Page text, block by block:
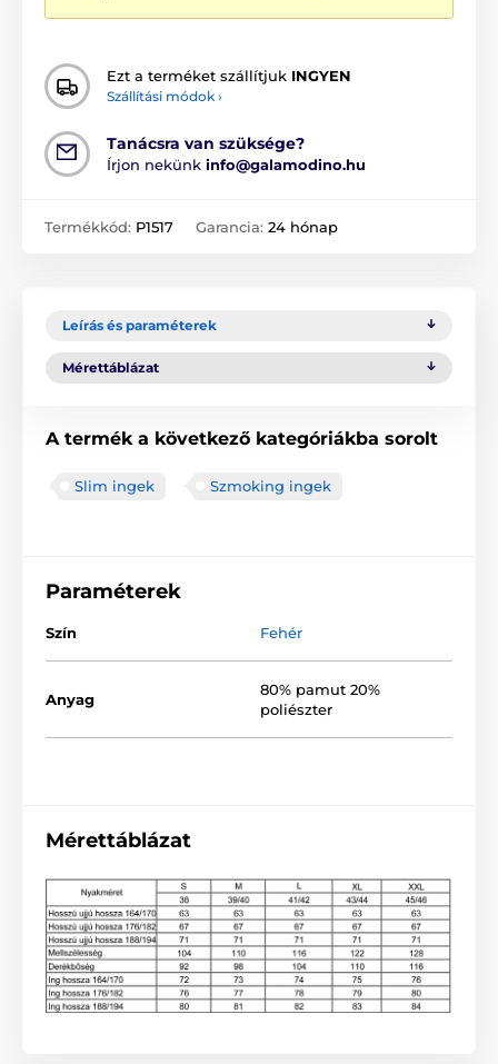
Ezt a terméket szállítjuk INGYEN
Szállítási módok ›
Tanácsra van szüksége?
Írjon nekünk info@galamodino.hu
Termékkód: P1517 Garancia: 24 hónap
Leírás és paraméterek
Mérettáblázat
A termék a következő kategóriákba sorolt
Slim ingek Szmoking ingek
Paraméterek
Szín Fehér
Anyag
80% pamut 20%
poliészter
Mérettáblázat